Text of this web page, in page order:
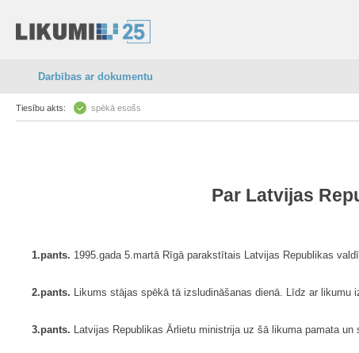
Darbības ar dokumentu
Tiesību akts: spēkā esošs
Par Latvijas
1.pants. 1995.gada 5.martā Rīgā parakstītais Latvijas Republikas
2.pants. Likums stājas spēkā tā izsludināšanas dienā. Līdz ar likumu
3.pants. Latvijas Republikas Ārlietu ministrija uz šā likuma pamata un